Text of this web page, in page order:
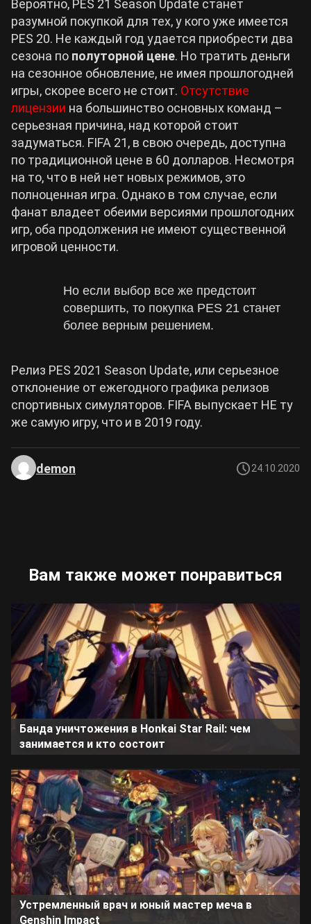
Вероятно, PES 21 Season Update станет
разумной покупкой для тех, у кого уже имеется
PES 20. Не каждый год удается приобрести два
сезона по полуторной цене. Но тратить деньги
на сезонное обновление, не имея прошлогодней
игры, скорее всего не стоит. Отсутствие
лицензии на большинство основных команд –
серьезная причина, над которой стоит
задуматься. FIFA 21, в свою очередь, доступна
по традиционной цене в 60 долларов. Несмотря
на то, что в ней нет новых режимов, это
полноценная игра. Однако в том случае, если
фанат владеет обеими версиями прошлогодних
игр, оба продолжения не имеют существенной
игровой ценности.
Но если выбор все же предстоит
совершить, то покупка PES 21 станет
более верным решением.
Релиз PES 2021 Season Update, или серьезное
отклонение от ежегодного графика релизов
спортивных симуляторов. FIFA выпускает НЕ ту
же самую игру, что и в 2019 году.
demon 24.10.2020
Вам также может понравиться
Банда уничтожения в Honkai Star Rail: чем
занимается и кто состоит
Устремленный врач и юный мастер меча в
Genshin Impact